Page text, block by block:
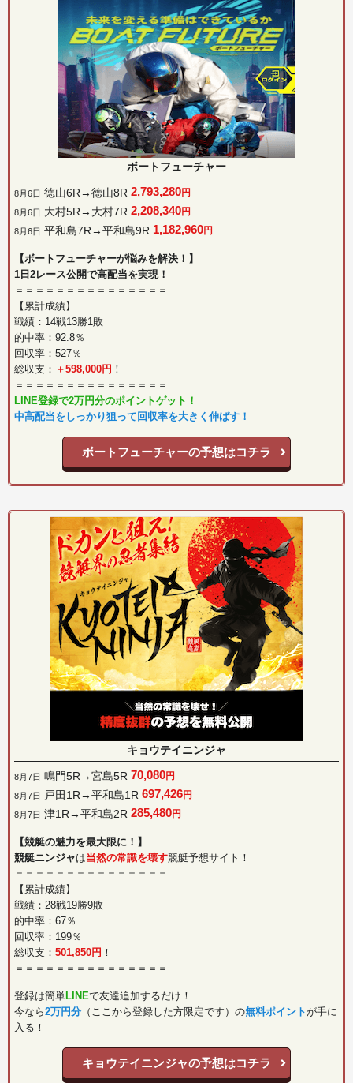
ボートフューチャー
8月6日 徳山6R→徳山8R 2,793,280円
8月6日 大村5R→大村7R 2,208,340円
8月6日 平和島7R→平和島9R 1,182,960円
【ボートフューチャーが悩みを解決！】
1日2レース公開で高配当を実現！
＝＝＝＝＝＝＝＝＝＝＝＝＝＝＝
【累計成績】
戦績：14戦13勝1敗
的中率：92.8％
回収率：527％
総収支： ＋598,000円 ！
＝＝＝＝＝＝＝＝＝＝＝＝＝＝＝
LINE登録で2万円分のポイントゲット！
中高配当をしっかり狙って回収率を大きく伸ばす！
ボートフューチャーの予想はコチラ
キョウテイニンジャ
8月7日 鳴門5R→宮島5R 70,080円
8月7日 戸田1R→平和島1R 697,426円
8月7日 津1R→平和島2R 285,480円
【競艇の魅力を最大限に！】
競艇ニンジャは当然の常識を壊す競艇予想サイト！
＝＝＝＝＝＝＝＝＝＝＝＝＝＝＝
【累計成績】
戦績：28戦19勝9敗
的中率：67％
回収率：199％
総収支： 501,850円 ！
＝＝＝＝＝＝＝＝＝＝＝＝＝＝＝
登録は簡単LINEで友達追加するだけ！
今なら2万円分 （ここから登録した方限定です）の無料ポイントが手に
入る！
キョウテイニンジャの予想はコチラ